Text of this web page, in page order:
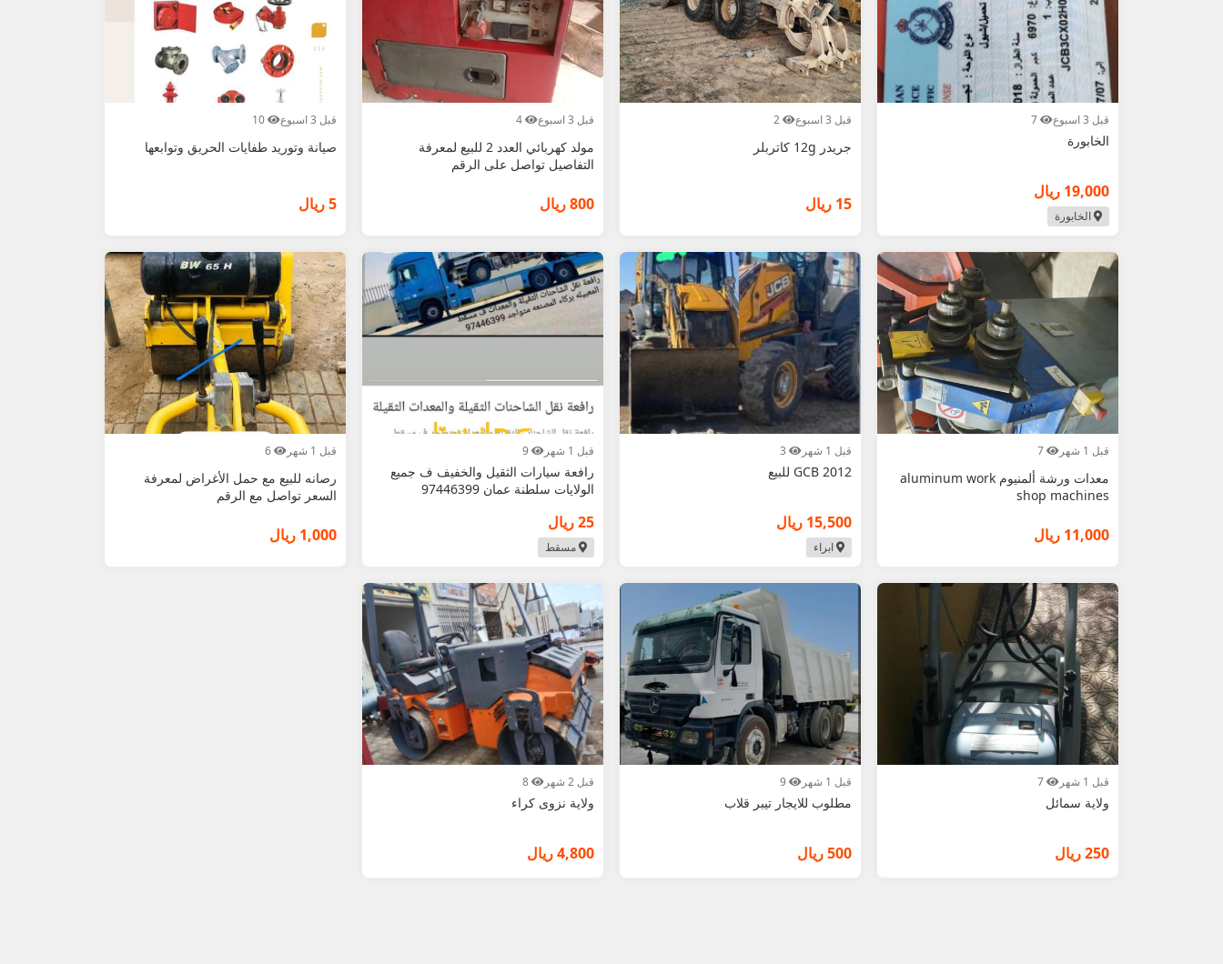
قبل 3 اسبوع
الخابورة
19,000 ريال
الخابورة
قبل 3 اسبوع
جريدر 12g كاتربلر
15 ريال
قبل 3 اسبوع
مولد كهربائي العدد 2 للبيع لمعرفة
التفاصيل تواصل على الرقم
800 ريال
قبل 3 اسبوع
صيانة وتوريد طفايات الحريق وتوابعها
5 ريال
قبل 1 شهر
معدات ورشة ألمنيوم aluminum work
shop machines
11,000 ريال
قبل 1 شهر
2012 GCB للبيع
15,500 ريال
ابراء
قبل 1 شهر
رافعة سيارات الثقيل والخفيف ف جميع
الولايات سلطنة عمان 97446399
25 ريال
مسقط
قبل 1 شهر
رصانه للبيع مع حمل الأغراض لمعرفة
السعر تواصل مع الرقم
1,000 ريال
قبل 1 شهر
ولاية سمائل
250 ريال
قبل 1 شهر
مطلوب للايجار تيبر قلاب
500 ريال
قبل 2 شهر
ولاية نزوى كراء
4,800 ريال